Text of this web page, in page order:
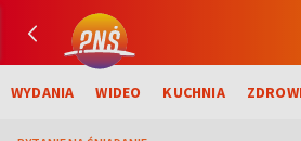
WYDANIA WIDEO KUCHNIA